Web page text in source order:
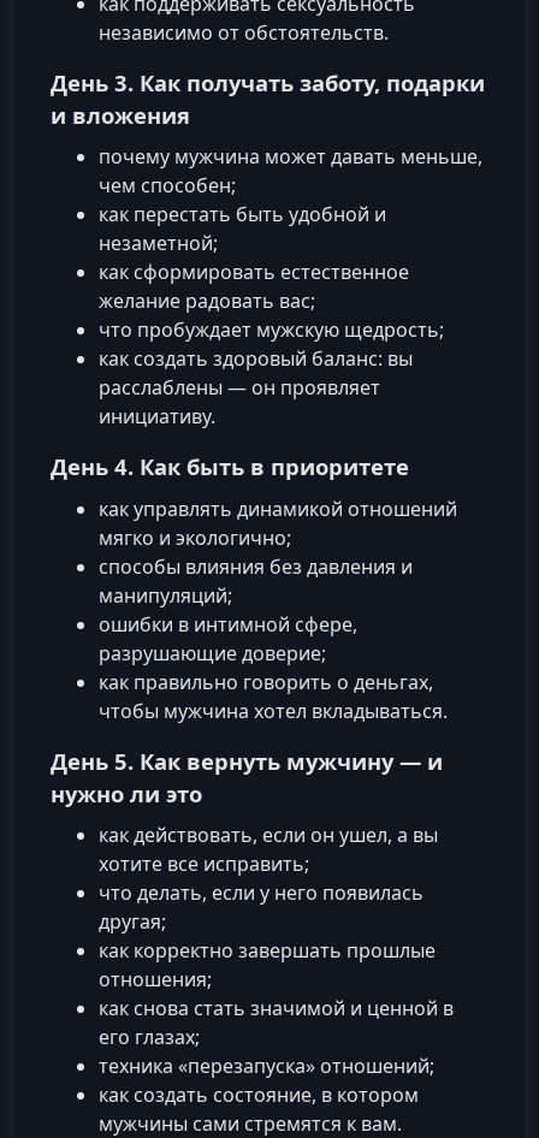
независимо от обстоятельств.
День 3. Как получать заботу, подарки
и вложения
почему мужчина может давать меньше,
чем способен;
как перестать быть удобной и
незаметной;
как сформировать естественное
желание радовать вас;
что пробуждает мужскую щедрость;
как создать здоровый баланс: вы
расслаблены — он проявляет
инициативу.
День 4. Как быть в приоритете
как управлять динамикой отношений
мягко и экологично;
способы влияния без давления и
манипуляций;
ошибки в интимной сфере,
разрушающие доверие;
как правильно говорить о деньгах,
чтобы мужчина хотел вкладываться.
День 5. Как вернуть мужчину — и
нужно ли это
как действовать, если он ушел, а вы
хотите все исправить;
что делать, если у него появилась
другая;
как корректно завершать прошлые
отношения;
как снова стать значимой и ценной в
его глазах;
техника «перезапуска» отношений;
как создать состояние, в котором
мужчины сами стремятся к вам.